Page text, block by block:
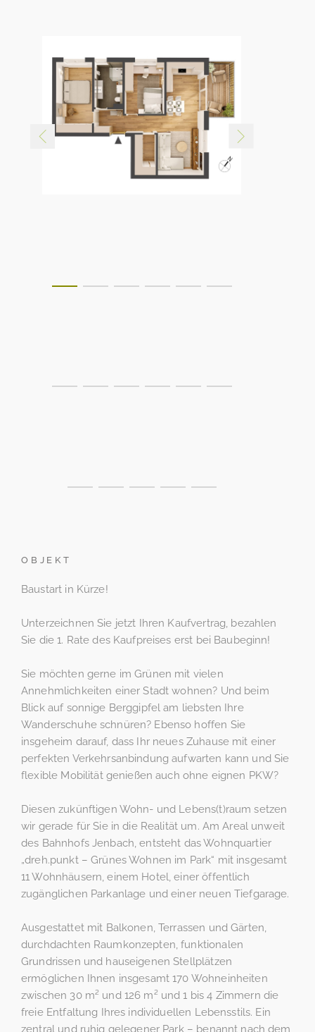
OBJEKT
Baustart in Kürze!
Unterzeichnen Sie jetzt Ihren Kaufvertrag, bezahlen
Sie die 1. Rate des Kaufpreises erst bei Baubeginn!
Sie möchten gerne im Grünen mit vielen
Annehmlichkeiten einer Stadt wohnen? Und beim
Blick auf sonnige Berggipfel am liebsten Ihre
Wanderschuhe schnüren? Ebenso hoffen Sie
insgeheim darauf, dass Ihr neues Zuhause mit einer
perfekten Verkehrsanbindung aufwarten kann und Sie
flexible Mobilität genießen auch ohne eignen PKW?
Diesen zukünftigen Wohn- und Lebens(t)raum setzen
wir gerade für Sie in die Realität um. Am Areal unweit
des Bahnhofs Jenbach, entsteht das Wohnquartier
„dreh.punkt – Grünes Wohnen im Park“ mit insgesamt
11 Wohnhäusern, einem Hotel, einer öffentlich
zugänglichen Parkanlage und einer neuen Tiefgarage.
Ausgestattet mit Balkonen, Terrassen und Gärten,
durchdachten Raumkonzepten, funktionalen
Grundrissen und hauseigenen Stellplätzen
ermöglichen Ihnen insgesamt 170 Wohneinheiten
zwischen 30 m² und 126 m² und 1 bis 4 Zimmern die
freie Entfaltung Ihres individuellen Lebensstils. Ein
zentral und ruhig gelegener Park – benannt nach dem